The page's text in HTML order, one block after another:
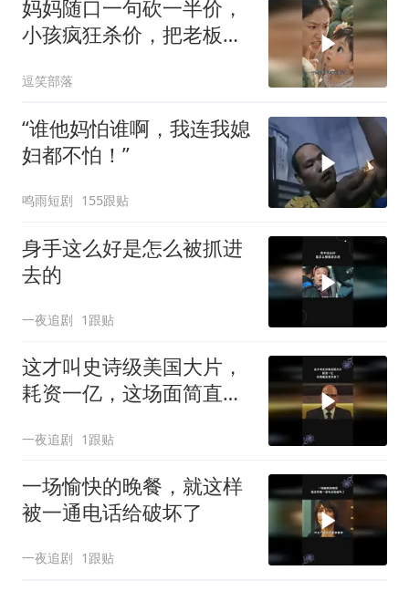
妈妈随口一句砍一半价，
小孩疯狂杀价，把老板气
逗笑部落
“谁他妈怕谁啊，我连我媳
妇都不怕！”
鸣雨短剧 155跟贴
身手这么好是怎么被抓进
去的
一夜追剧 1跟贴
这才叫史诗级美国大片，
耗资一亿，这场面简直没
一夜追剧 1跟贴
一场愉快的晚餐，就这样
被一通电话给破坏了
一夜追剧 1跟贴